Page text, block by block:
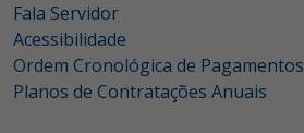
Fala Servidor
Acessibilidade
Ordem Cronológica de Pagamentos
Planos de Contratações Anuais